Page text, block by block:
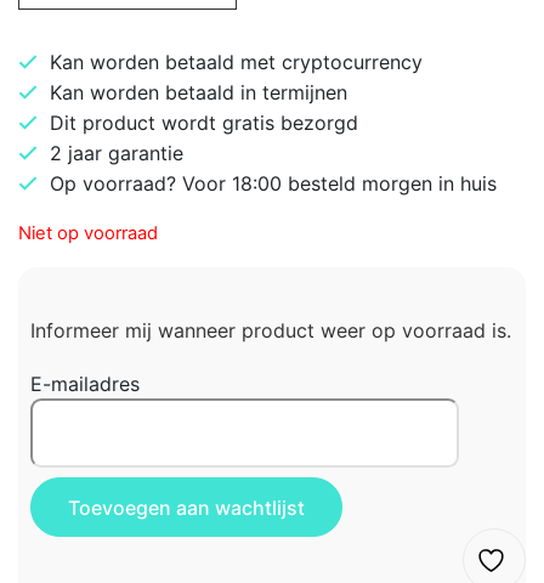
Kan worden betaald met cryptocurrency
Kan worden betaald in termijnen
Dit product wordt gratis bezorgd
2 jaar garantie
Op voorraad? Voor 18:00 besteld morgen in huis
Niet op voorraad
Informeer mij wanneer product weer op voorraad is.
E-mailadres